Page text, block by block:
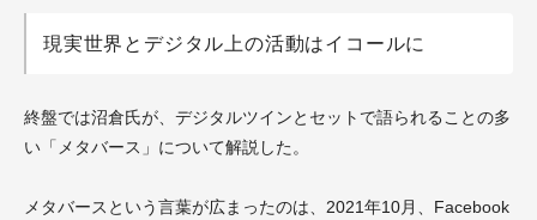
現実世界とデジタル上の活動はイコールに
終盤では沼倉氏が、デジタルツインとセットで語られることの多
い「メタバース」について解説した。
メタバースという言葉が広まったのは、2021年10月、Facebook